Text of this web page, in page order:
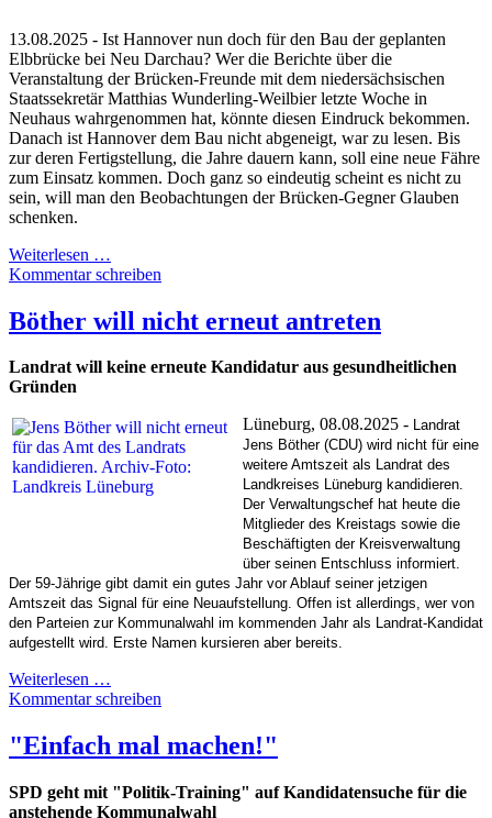
13.08.2025 - Ist Hannover nun doch für den Bau der geplanten
Elbbrücke bei Neu Darchau? Wer die Berichte über die
Veranstaltung der Brücken-Freunde mit dem niedersächsischen
Staatssekretär Matthias Wunderling-Weilbier letzte Woche in
Neuhaus wahrgenommen hat, könnte diesen Eindruck bekommen.
Danach ist Hannover dem Bau nicht abgeneigt, war zu lesen. Bis
zur deren Fertigstellung, die Jahre dauern kann, soll eine neue Fähre
zum Einsatz kommen. Doch ganz so eindeutig scheint es nicht zu
sein, will man den Beobachtungen der Brücken-Gegner Glauben
schenken.
Weiterlesen …
Kommentar schreiben
Böther will nicht erneut antreten
Landrat will keine erneute Kandidatur aus gesundheitlichen
Gründen
Lüneburg, 08.08.2025 - Landrat
Jens Böther (CDU) wird nicht für eine
weitere Amtszeit als Landrat des
Landkreises Lüneburg kandidieren.
Der Verwaltungschef hat heute die
Mitglieder des Kreistags sowie die
Beschäftigten der Kreisverwaltung
über seinen Entschluss informiert.
Der 59-Jährige gibt damit ein gutes Jahr vor Ablauf seiner jetzigen
Amtszeit das Signal für eine Neuaufstellung. Offen ist allerdings, wer von
den Parteien zur Kommunalwahl im kommenden Jahr als Landrat-Kandidat
aufgestellt wird. Erste Namen kursieren aber bereits.
Weiterlesen …
Kommentar schreiben
"Einfach mal machen!"
SPD geht mit "Politik-Training" auf Kandidatensuche für die
anstehende Kommunalwahl